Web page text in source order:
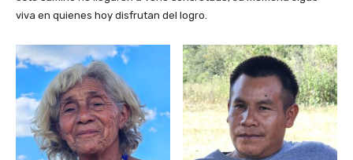
viva en quienes hoy disfrutan del logro.